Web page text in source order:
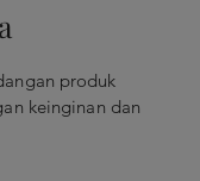
produk
keinginan dan